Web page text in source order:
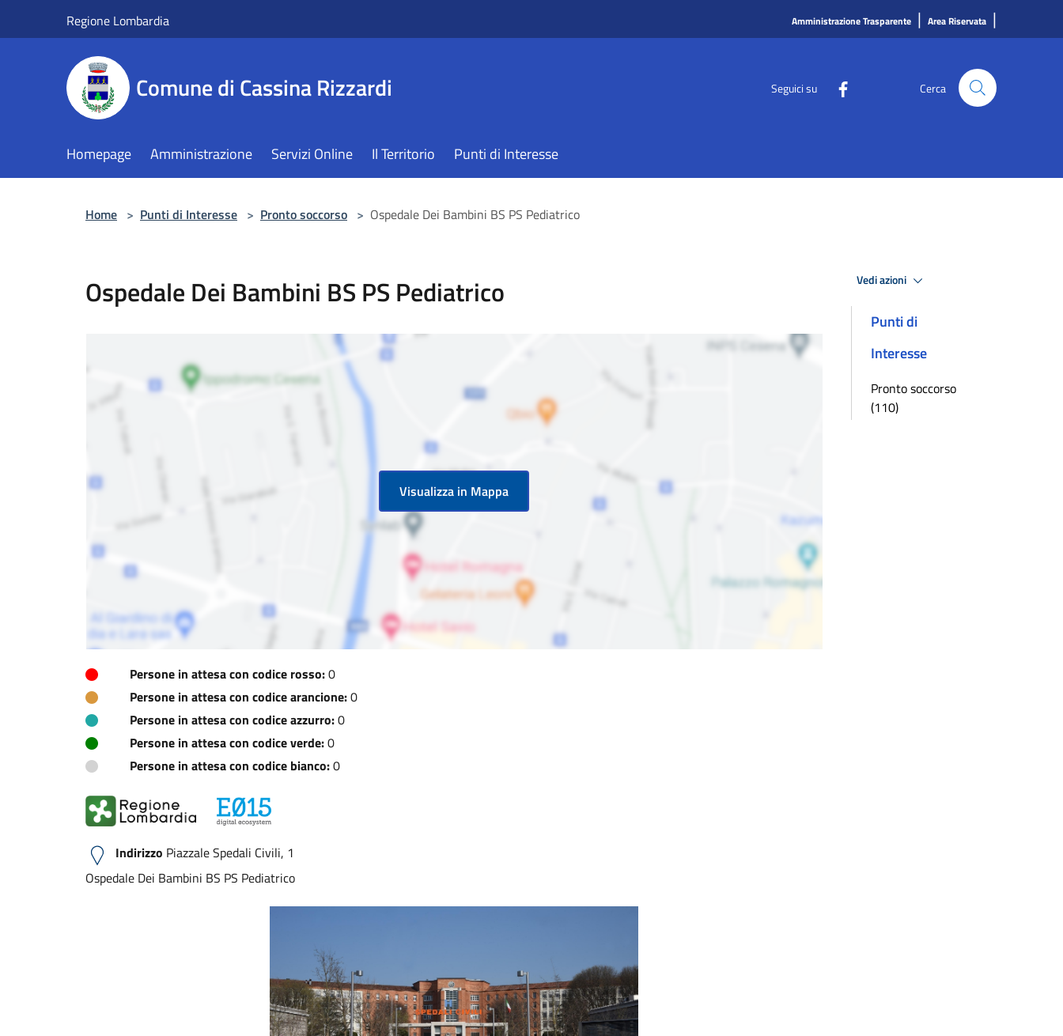
Regione Lombardia Amministrazione Trasparente | Area Riservata |
Comune di Cassina Rizzardi Seguici su Cerca
Homepage Amministrazione Servizi Online Il Territorio Punti di Interesse
Home > Punti di Interesse > Pronto soccorso > Ospedale Dei Bambini BS PS Pediatrico
Ospedale Dei Bambini BS PS Pediatrico
Visualizza in Mappa
Persone in attesa con codice rosso:0
Persone in attesa con codice arancione:0
Persone in attesa con codice azzurro:0
Persone in attesa con codice verde:0
Persone in attesa con codice bianco:0
Indirizzo Piazzale Spedali Civili, 1
Ospedale Dei Bambini BS PS Pediatrico
Vedi azioni
Punti di
Interesse
Pronto soccorso
(110)